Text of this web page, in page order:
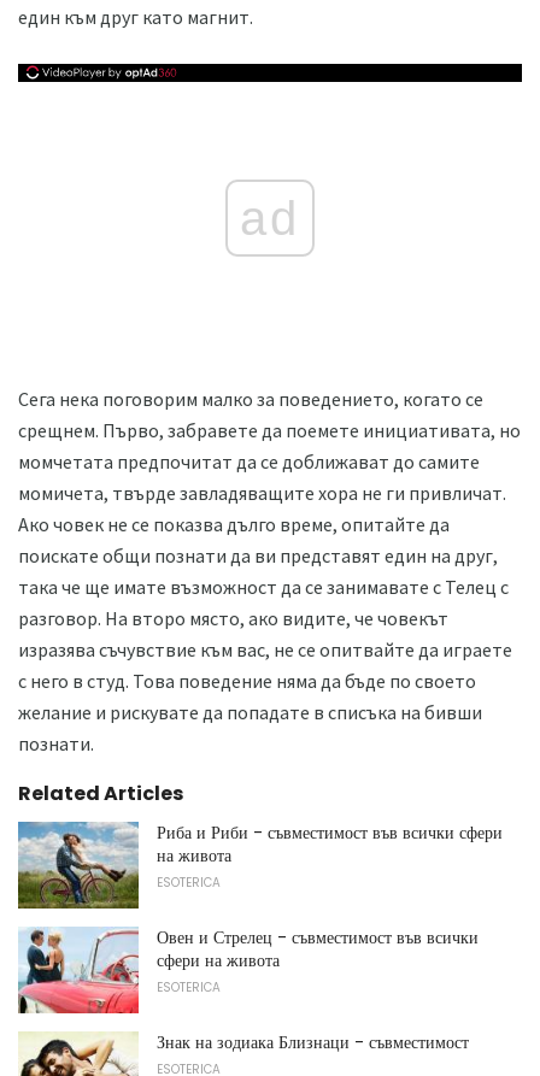
един към друг като магнит.
ad
Сега нека поговорим малко за поведението, когато се
срещнем. Първо, забравете да поемете инициативата, но
момчетата предпочитат да се доближават до самите
момичета, твърде завладяващите хора не ги привличат.
Ако човек не се показва дълго време, опитайте да
поискате общи познати да ви представят един на друг,
така че ще имате възможност да се занимавате с Телец с
разговор. На второ място, ако видите, че човекът
изразява съчувствие към вас, не се опитвайте да играете
с него в студ. Това поведение няма да бъде по своето
желание и рискувате да попадате в списъка на бивши
познати.
Related Articles
Риба и Риби - съвместимост във всички сфери
на живота
ESOTERICA
Овен и Стрелец - съвместимост във всички
сфери на живота
ESOTERICA
Знак на зодиака Близнаци - съвместимост
ESOTERICA